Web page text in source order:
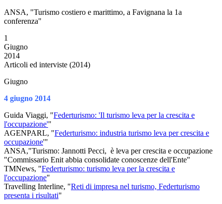
ANSA, "Turismo costiero e marittimo, a Favignana la 1a
conferenza"
1
Giugno
2014
Articoli ed interviste (2014)
Giugno
4 giugno 2014
Guida Viaggi, "Federturismo: 'Il turismo leva per la crescita e
l'occupazione'"
AGENPARL, "Federturismo: industria turismo leva per crescita e
occupazione'"
ANSA,"Turismo:​ ​Jannotti Pecci, ​ ​è leva per crescita e occupazione
"Commissario Enit abbia consolidate conoscenze dell'Ente"
TMNews, "Federturismo: turismo leva per la crescita e
l'occupazione"
Travelling Interline, "Reti di impresa nel turismo, Federturismo
presenta i risultati"